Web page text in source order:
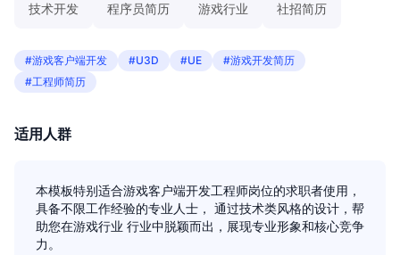
技术开发 程序员简历 游戏行业 社招简历
#游戏客户端开发 #U3D #UE
#游戏开发简历
#工程师简历
适用人群
本模板特别适合游戏客户端开发工程师岗位的求职者使用，
具备不限工作经验的专业人士， 通过技术类风格的设计，帮
助您在游戏行业 行业中脱颖而出，展现专业形象和核心竞争
力。